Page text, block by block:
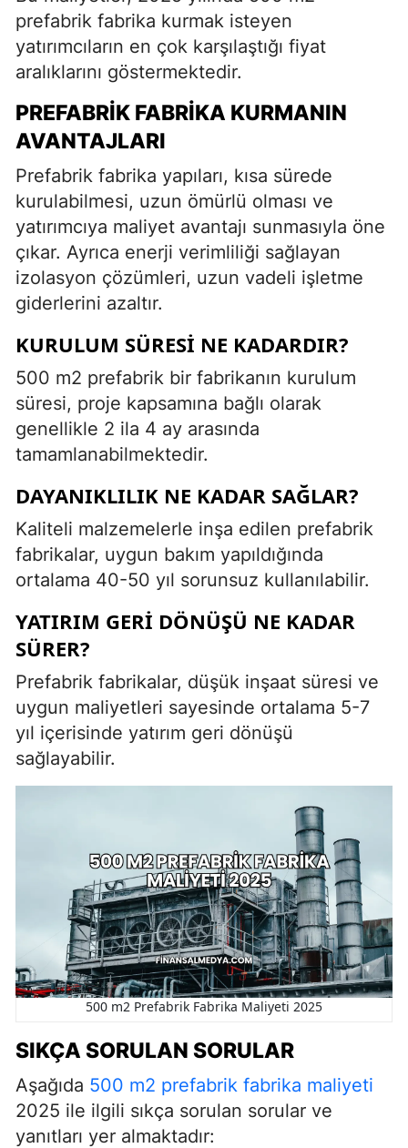
prefabrik fabrika kurmak isteyen
yatırımcıların en çok karşılaştığı fiyat
aralıklarını göstermektedir.
PREFABRIK FABRIKA KURMANIN
AVANTAJLARI
Prefabrik fabrika yapıları, kısa sürede
kurulabilmesi, uzun ömürlü olması ve
yatırımcıya maliyet avantajı sunmasıyla öne
çıkar. Ayrıca enerji verimliliği sağlayan
izolasyon çözümleri, uzun vadeli işletme
giderlerini azaltır.
KURULUM SÜRESI NE KADARDIR?
500 m2 prefabrik bir fabrikanın kurulum
süresi, proje kapsamına bağlı olarak
genellikle 2 ila 4 ay arasında
tamamlanabilmektedir.
DAYANIKLILIK NE KADAR SAĞLAR?
Kaliteli malzemelerle inşa edilen prefabrik
fabrikalar, uygun bakım yapıldığında
ortalama 40-50 yıl sorunsuz kullanılabilir.
YATIRIM GERI DÖNÜŞÜ NE KADAR
SÜRER?
Prefabrik fabrikalar, düşük inşaat süresi ve
uygun maliyetleri sayesinde ortalama 5-7
yıl içerisinde yatırım geri dönüşü
sağlayabilir.
500 m2 Prefabrik Fabrika Maliyeti 2025
SIKÇA SORULAN SORULAR
Aşağıda 500 m2 prefabrik fabrika maliyeti
2025 ile ilgili sıkça sorulan sorular ve
yanıtları yer almaktadır: